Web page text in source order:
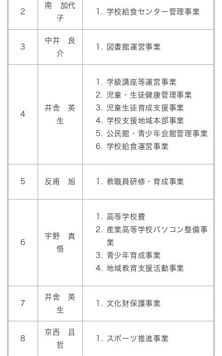
2
南 加代
子
学校給食センター管理事業
3
中井 良
介
図書館運営事業
4
井舎 英
生
学級講座等運営事業
児童・生徒健康管理事業
児童生徒育成支援事業
学校支援地域本部事業
公民館・青少年会館管理事業
学校給食運営事業
5 反甫 旭 教職員研修・育成事業
6
宇野 真
悟
高等学校費
産業高等学校パソコン整備事
業
青少年育成事業
地域教育支援活動事業
7
井舎 英
生
文化財保護事業
8
京西 且
哲
スポーツ推進事業